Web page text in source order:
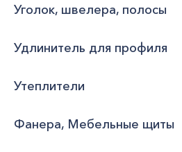
Уголок, швелера, полосы
Удлинитель для профиля
Утеплители
Фанера, Мебельные щиты